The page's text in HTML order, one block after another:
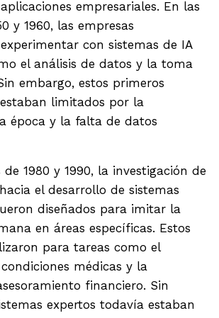
empresariales. En las
y 1960, las empresas
con sistemas de IA
el análisis de datos y la toma
embargo, estos primeros
limitados por la
época y la falta de datos
1980 y 1990, la investigación de
el desarrollo de sistemas
diseñados para imitar la
en áreas específicas. Estos
para tareas como el
médicas y la
financiero. Sin
expertos todavía estaban